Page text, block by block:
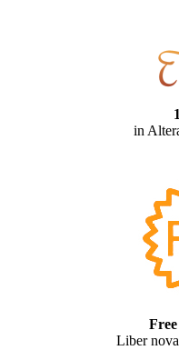
in
Liber